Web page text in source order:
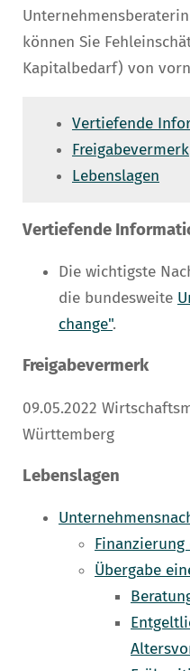
können Sie
Kapitalbedarf) von
Vertiefende
Freigabevermerk
Lebenslagen
Vertiefende
Die wichtigste
die bundesweite
change".
Freigabevermerk
09.05.2022
Württemberg
Lebenslagen
Übergabe